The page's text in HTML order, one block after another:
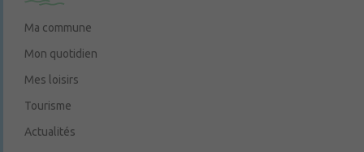
Ma commune
Mon quotidien
Mes loisirs
Tourisme
Actualités